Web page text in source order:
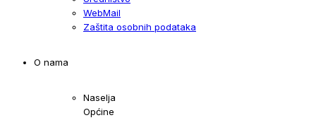
WebMail
Zaštita osobnih podataka
O nama
Naselja
Općine